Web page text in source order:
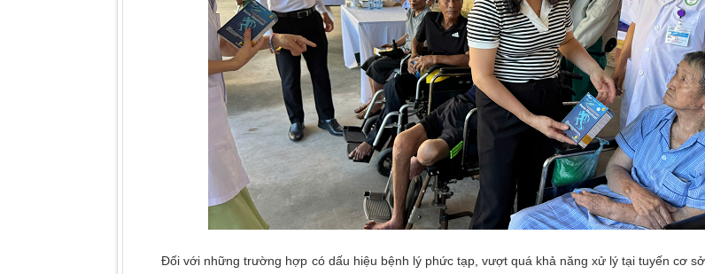
Đối với những trường hợp có dấu hiệu bệnh lý phức tạp, vượt quá khả năng xử lý tại tuyến cơ